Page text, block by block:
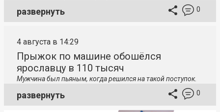
развернуть 0
4 августа в 14:29
Прыжок по машине обошёлся
ярославцу в 110 тысяч
Мужчина был пьяным, когда решился на такой поступок.
развернуть 0